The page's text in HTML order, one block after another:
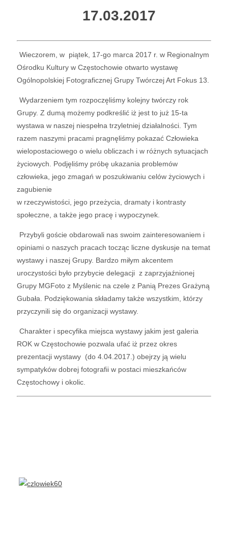
17.03.2017
Wieczorem, w piątek, 17-go marca 2017 r. w Regionalnym
Ośrodku Kultury w Częstochowie otwarto wystawę
Ogólnopolskiej Fotograficznej Grupy Twórczej Art Fokus 13.
Wydarzeniem tym rozpoczęliśmy kolejny twórczy rok
Grupy. Z dumą możemy podkreślić iż jest to już 15-ta
wystawa w naszej niespełna trzyletniej działalności. Tym
razem naszymi pracami pragnęliśmy pokazać Człowieka
wielopostaciowego o wielu obliczach i w różnych sytuacjach
życiowych. Podjęliśmy próbę ukazania problemów
człowieka, jego zmagań w poszukiwaniu celów życiowych i
zagubienie
w rzeczywistości, jego przeżycia, dramaty i kontrasty
społeczne, a także jego pracę i wypoczynek.
Przybyli goście obdarowali nas swoim zainteresowaniem i
opiniami o naszych pracach tocząc liczne dyskusje na temat
wystawy i naszej Grupy. Bardzo miłym akcentem
uroczystości było przybycie delegacji z zaprzyjaźnionej
Grupy MGFoto z Myślenic na czele z Panią Prezes Grażyną
Gubała. Podziękowania składamy także wszystkim, którzy
przyczynili się do organizacji wystawy.
Charakter i specyfika miejsca wystawy jakim jest galeria
ROK w Częstochowie pozwala ufać iż przez okres
prezentacji wystawy (do 4.04.2017.) obejrzy ją wielu
sympatyków dobrej fotografii w postaci mieszkańców
Częstochowy i okolic.